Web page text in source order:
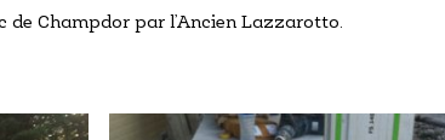
de Champdor par l’Ancien Lazzarotto.